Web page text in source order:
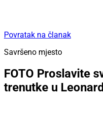
Povratak na članak
Savršeno mjesto
FOTO Proslavite
trenutke u